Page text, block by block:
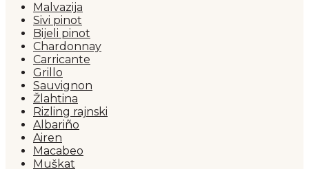
Malvazija
Sivi pinot
Bijeli pinot
Chardonnay
Carricante
Grillo
Sauvignon
Žlahtina
Rizling rajnski
Albariño
Airen
Macabeo
Muškat